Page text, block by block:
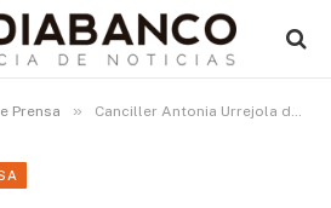
Prensa » Canciller Antonia Urrejola destacó agenda común con Colombia previo a su participación en la transmisión de mando del Presidente electo Gustavo Petro